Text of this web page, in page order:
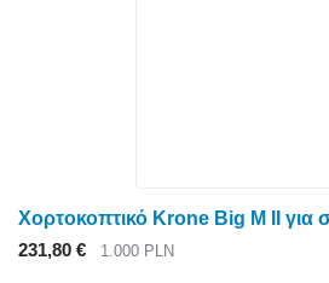
Χορτοκοπτικό Krone Big M II για
231,80 €
1.000 PLN